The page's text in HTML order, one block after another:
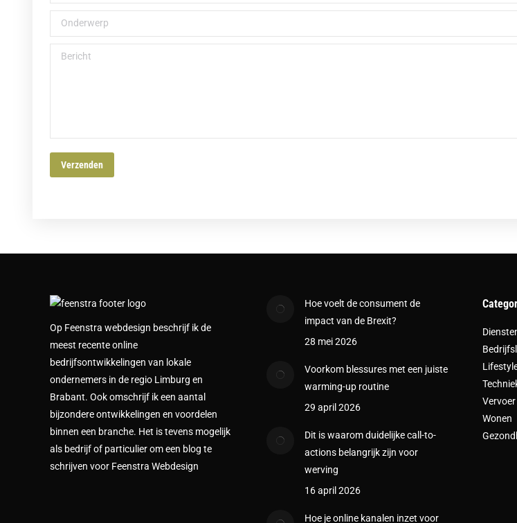
Op Feenstra webdesign beschrijf ik de
meest recente online
bedrijfsontwikkelingen van lokale
ondernemers in de regio Limburg en
Brabant. Ook omschrijf ik een aantal
bijzondere ontwikkelingen en voordelen
binnen een branche. Het is tevens mogelijk
als bedrijf of particulier om een blog te
schrijven voor Feenstra Webdesign
Hoe voelt de consument de
impact van de Brexit?
28 mei 2026
Voorkom blessures met een juiste
warming-up routine
29 april 2026
Dit is waarom duidelijke call-to-
actions belangrijk zijn voor
werving
16 april 2026
Hoe je online kanalen inzet voor
Vervoer
Wonen